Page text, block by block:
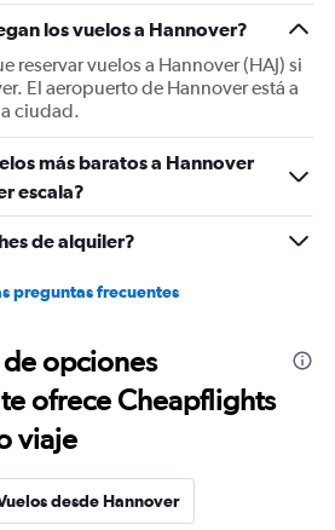
los vuelos a Hannover?
reservar vuelos a Hannover (HAJ) si
El aeropuerto de Hannover está a
ciudad.
más baratos a Hannover
escala?
de alquiler?
preguntas frecuentes
opciones
ofrece Cheapflights
viaje
desde Hannover